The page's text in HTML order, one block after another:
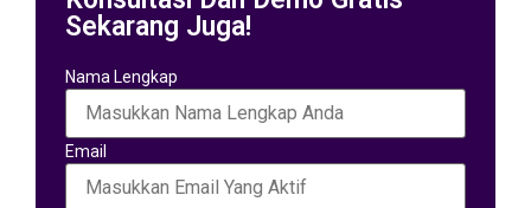
Sekarang Juga!
Nama Lengkap
Email